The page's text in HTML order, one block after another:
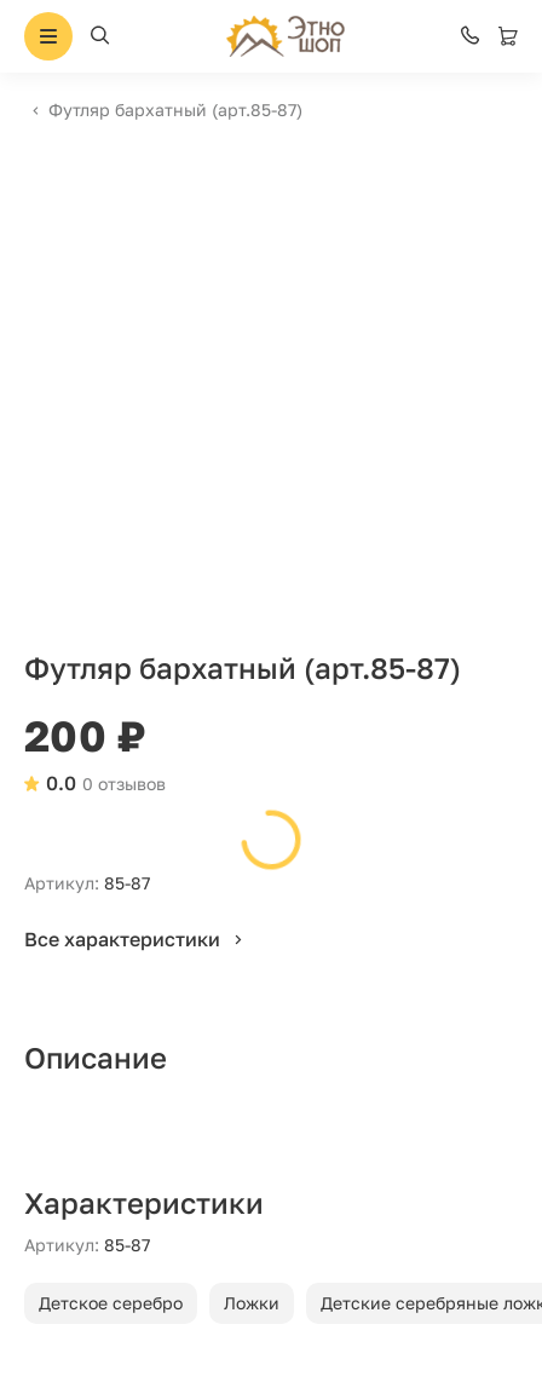
Футляр бархатный (арт.85-87)
Футляр бархатный (арт.85-87)
200 ₽
0 отзывов
0.0
Артикул: 85-87
Все характеристики
Описание
Характеристики
Артикул: 85-87
Детское серебро Ложки Детские серебряные